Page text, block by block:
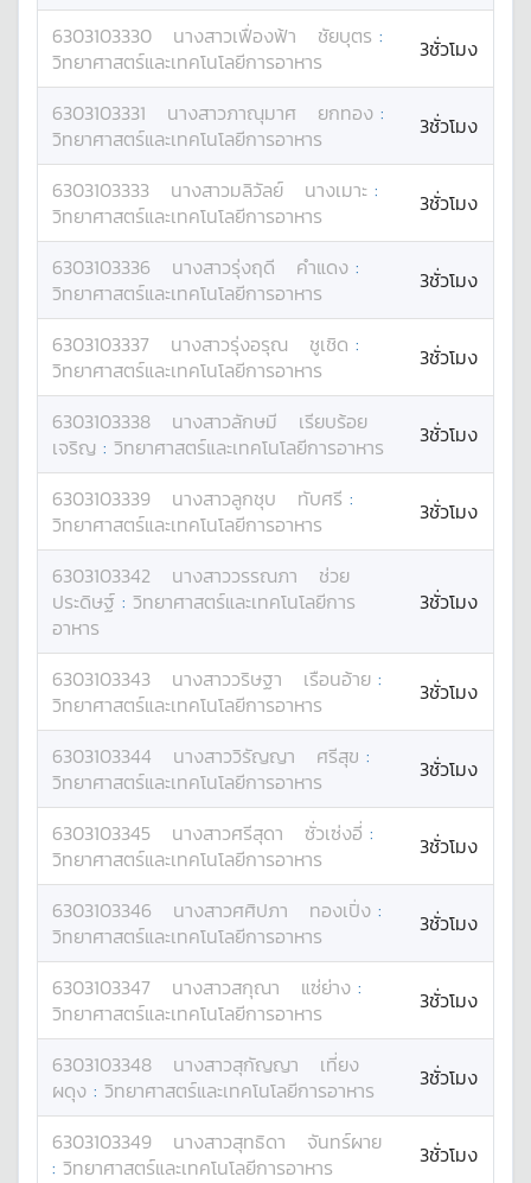
6303103330 นางสาวเฟื่องฟ้า ชัยบุตร :
วิทยาศาสตร์และเทคโนโลยีการอาหาร
3ชั่วโมง
6303103331 นางสาวภาณุมาศ ยกทอง :
วิทยาศาสตร์และเทคโนโลยีการอาหาร
3ชั่วโมง
6303103333 นางสาวมลิวัลย์ นางเมาะ :
วิทยาศาสตร์และเทคโนโลยีการอาหาร
3ชั่วโมง
6303103336 นางสาวรุ่งฤดี คำแดง :
วิทยาศาสตร์และเทคโนโลยีการอาหาร
3ชั่วโมง
6303103337 นางสาวรุ่งอรุณ ชูเชิด :
วิทยาศาสตร์และเทคโนโลยีการอาหาร
3ชั่วโมง
6303103338 นางสาวลักษมี
เรียบร้อย
เจริญ : วิทยาศาสตร์และเทคโนโลยีการอาหาร 3ชั่วโมง
6303103339 นางสาวลูกชุบ ทับศรี :
วิทยาศาสตร์และเทคโนโลยีการอาหาร
3ชั่วโมง
6303103342 นางสาววรรณภา
ช่วย
ประดิษฐ์ : วิทยาศาสตร์และเทคโนโลยีการ
อาหาร
3ชั่วโมง
6303103343 นางสาววริษฐา เรือนอ้าย :
วิทยาศาสตร์และเทคโนโลยีการอาหาร
3ชั่วโมง
6303103344 นางสาววิรัญญา ศรีสุข :
วิทยาศาสตร์และเทคโนโลยีการอาหาร
3ชั่วโมง
6303103345 นางสาวศรีสุดา ซั่วเซ่งอี่ :
วิทยาศาสตร์และเทคโนโลยีการอาหาร
3ชั่วโมง
6303103346 นางสาวศศิปภา ทองเปิ่ง :
วิทยาศาสตร์และเทคโนโลยีการอาหาร
3ชั่วโมง
6303103347 นางสาวสกุณา แซ่ย่าง :
วิทยาศาสตร์และเทคโนโลยีการอาหาร
3ชั่วโมง
6303103348 นางสาวสุกัญญา
เที่ยง
ผดุง : วิทยาศาสตร์และเทคโนโลยีการอาหาร 3ชั่วโมง
6303103349 นางสาวสุทธิดา
จันทร์ผาย
: วิทยาศาสตร์และเทคโนโลยีการอาหาร 3ชั่วโมง